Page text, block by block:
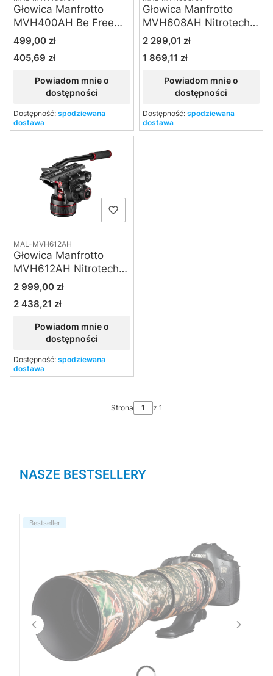
Głowica Manfrotto
MVH400AH Be Free
Live
Cena
499,00 zł
Cena
405,69 zł
Powiadom mnie o
dostępności
Dostępność: spodziewana
dostawa
Głowica Manfrotto
MVH608AH Nitrotech
608
Cena
2 299,01 zł
Cena
1 869,11 zł
Powiadom mnie o
dostępności
Dostępność: spodziewana
dostawa
MAL-MVH612AH
Głowica Manfrotto
MVH612AH Nitrotech
612
Cena
2 999,00 zł
Cena
2 438,21 zł
Powiadom mnie o
dostępności
Dostępność: spodziewana
dostawa
Strona z 1
NASZE BESTSELLERY
Bestseller